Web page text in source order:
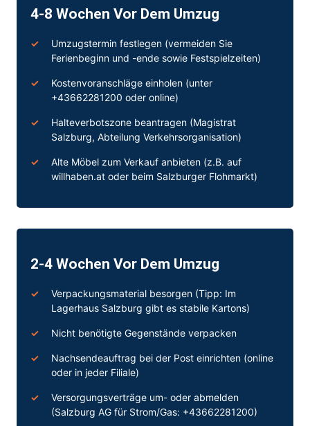
4-8 Wochen Vor Dem Umzug
Umzugstermin festlegen (vermeiden Sie
Ferienbeginn und -ende sowie Festspielzeiten)
Kostenvoranschläge einholen (unter
+43662281200 oder online)
Halteverbotszone beantragen (Magistrat
Salzburg, Abteilung Verkehrsorganisation)
Alte Möbel zum Verkauf anbieten (z.B. auf
willhaben.at oder beim Salzburger Flohmarkt)
2-4 Wochen Vor Dem Umzug
Verpackungsmaterial besorgen (Tipp: Im
Lagerhaus Salzburg gibt es stabile Kartons)
Nicht benötigte Gegenstände verpacken
Nachsendeauftrag bei der Post einrichten (online
oder in jeder Filiale)
Versorgungsverträge um- oder abmelden
(Salzburg AG für Strom/Gas: +43662281200)